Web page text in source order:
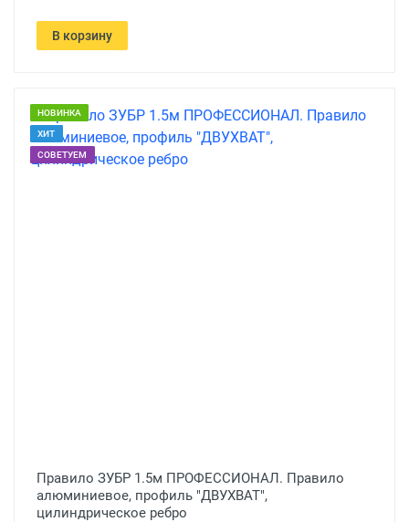
В корзину
НОВИНКА
ХИТ
СОВЕТУЕМ
Правило ЗУБР 1.5м ПРОФЕССИОНАЛ. Правило
алюминиевое, профиль ″ДВУХВАТ″,
цилиндрическое ребро